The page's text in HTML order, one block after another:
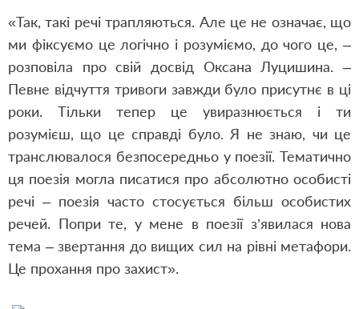
«Так, такі речі трапляються. Але це не означає, що
ми фіксуємо це логічно і розуміємо, до чого це, –
розповіла про свій досвід Оксана Луцишина. –
Певне відчуття тривоги завжди було присутнє в ці
роки. Тільки тепер це увиразнюється і ти
розумієш, що це справді було. Я не знаю, чи це
транслювалося безпосередньо у поезії. Тематично
ця поезія могла писатися про абсолютно особисті
речі – поезія часто стосується більш особистих
речей. Попри те, у мене в поезії з’явилася нова
тема – звертання до вищих сил на рівні метафори.
Це прохання про захист».